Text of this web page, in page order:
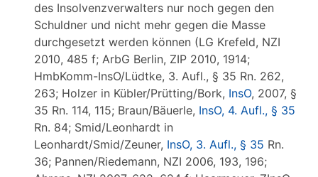
des Insolvenzverwalters nur noch gegen den
Schuldner und nicht mehr gegen die Masse
durchgesetzt werden können (LG Krefeld, NZI
2010, 485 f; ArbG Berlin, ZIP 2010, 1914;
HmbKomm-InsO/Lüdtke, 3. Aufl., § 35 Rn. 262,
263; Holzer in Kübler/Prütting/Bork, InsO, 2007, §
35 Rn. 114, 115; Braun/Bäuerle, InsO, 4. Aufl., § 35
Rn. 84; Smid/Leonhardt in
Leonhardt/Smid/Zeuner, InsO, 3. Aufl., § 35 Rn.
36; Pannen/Riedemann, NZI 2006, 193, 196;